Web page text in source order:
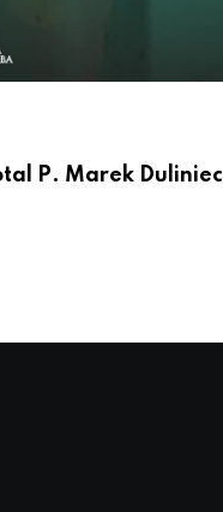
P. Marek Duliniec